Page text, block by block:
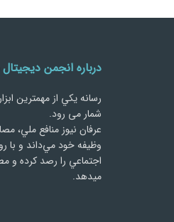
درباره انجمن دیجیتال
رسانه يكي از مهمترین
شمار می رود.
عرفان نیوز منافع ملي،
وظيفه خود مي‌داند و با
اجتماعي را رصد کرده و
میدهد.